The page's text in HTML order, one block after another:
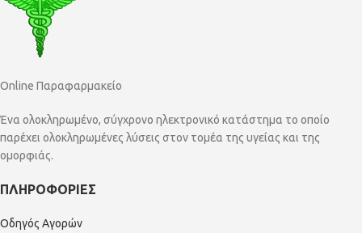
Online Παραφαρμακείο
Ένα ολοκληρωμένο, σύγχρονο ηλεκτρονικό κατάστημα το οποίο
παρέχει ολοκληρωμένες λύσεις στον τομέα της υγείας και της
ομορφιάς.
ΠΛΗΡΟΦΟΡΙΕΣ
Οδηγός Αγορών